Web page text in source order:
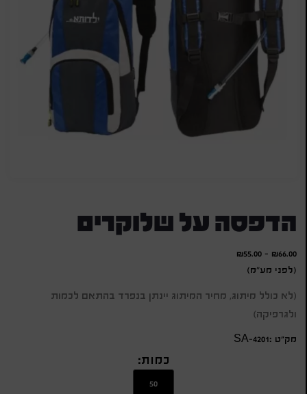
הדפסה על שלוקרים
₪66.00
-
₪55.00
(לפני מע"מ)
(לא כולל מיתוג, מחיר המיתוג יינתן בנפרד בהתאם לכמות
ולגרפיקה)
מק״ט :SA-4201
כמות: